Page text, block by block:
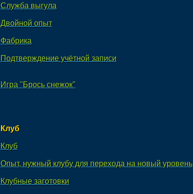
Служба выгула
Двойной опыт
Фабрика
Подтверждение учётной записи
Игра "Брось снежок"
Клуб
Клуб
Опыт, нужный клубу для перехода на новый уровень
Клубные заготовки